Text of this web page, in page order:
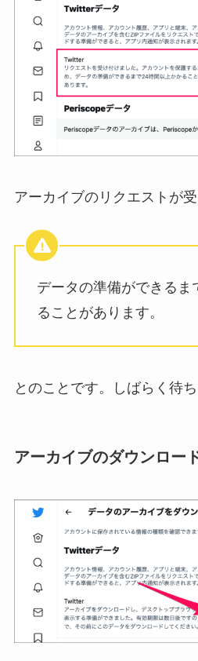
アーカイブのリクエストが
データの準備ができるま
ることがあります。
とのことです。しばらく待ち
アーカイブのダウンロー